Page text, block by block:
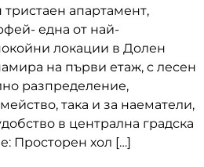
апартамент,
една от най-
локации в Долен
на първи етаж, с лесен
разпределение,
така и за наематели,
в централна градска
Просторен хол […]